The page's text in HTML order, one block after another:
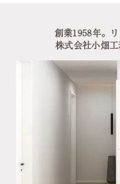
創業1958年。
株式会社小畑工